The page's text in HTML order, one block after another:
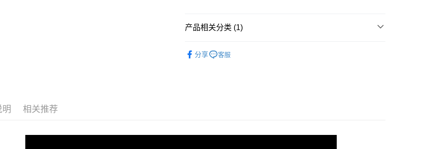
产品相关分类 (1)
分享
客服
明 相关推荐